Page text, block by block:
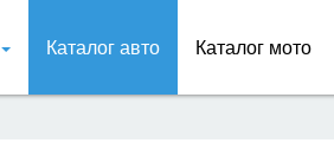
Каталог авто Каталог мото